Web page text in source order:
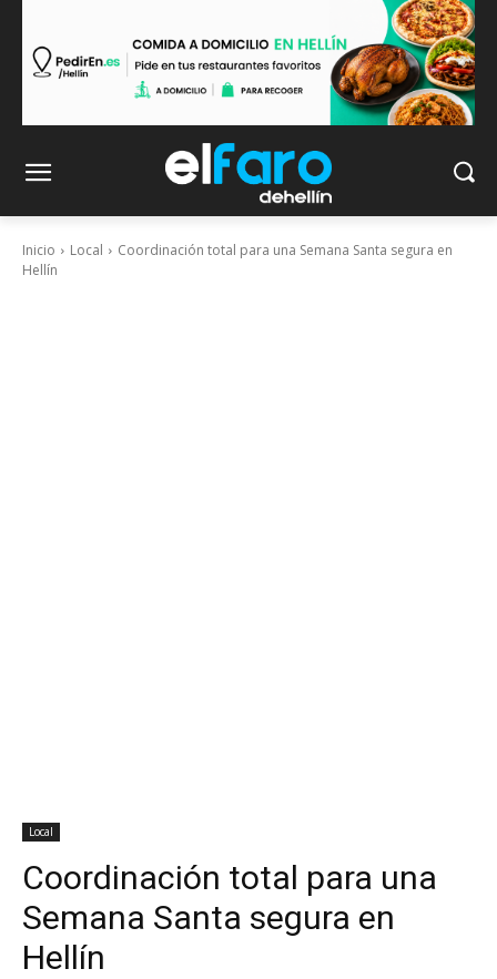
Inicio Local
Coordinación total para una Semana Santa segura en
Hellín
Local
Coordinación total para una
Semana Santa segura en
Hellín